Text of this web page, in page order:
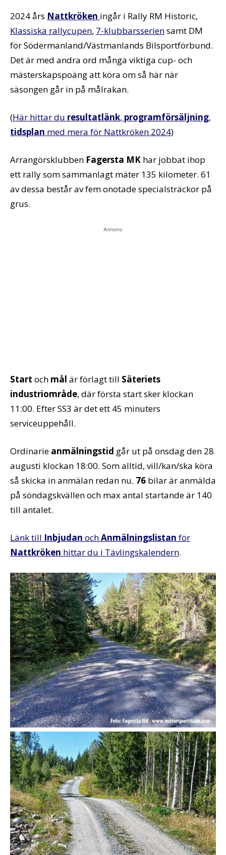
2024 års Nattkröken ingår i Rally RM Historic,
Klassiska rallycupen, 7-klubbarsseriensamt DM
för Södermanland/Västmanlands Bilsportförbund.
Det är med andra ord många viktiga cup- och
mästerskapspoäng att köra om så här när
säsongen går in på målrakan.
(Här hittar du resultatlänk, programförsäljning,
tidsplan med mera för Nattkröken 2024)
Arrangörsklubben Fagersta MK har jobbat ihop
ett rally som sammanlagt mäter 135 kilometer. 61
av dessa består av fem onotade specialsträckor på
grus.
Annons:
Start och mål är förlagt till Säteriets
industriområde, där första start sker klockan
11:00. Efter SS3 är det ett 45 minuters
serviceuppehåll.
Ordinarie anmälningstid går ut på onsdag den 28
augusti klockan 18:00. Som alltid, vill/kan/ska köra
så skicka in anmälan redan nu. 76 bilar är anmälda
på söndagskvällen och max antal startande är 140
till antalet.
Länk till Inbjudan ochAnmälningslistan för
Nattkröken hittar du i Tävlingskalendern.